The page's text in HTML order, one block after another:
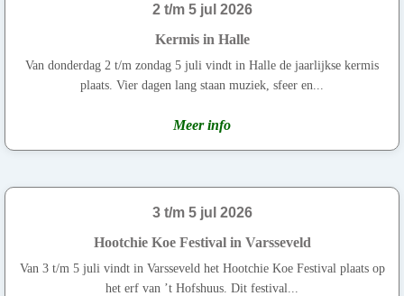
2 t/m 5 jul 2026
Kermis in Halle
Van donderdag 2 t/m zondag 5 juli vindt in Halle de jaarlijkse kermis
plaats. Vier dagen lang staan muziek, sfeer en...
Meer info
3 t/m 5 jul 2026
Hootchie Koe Festival in Varsseveld
Van 3 t/m 5 juli vindt in Varsseveld het Hootchie Koe Festival plaats op
het erf van ’t Hofshuus. Dit festival...